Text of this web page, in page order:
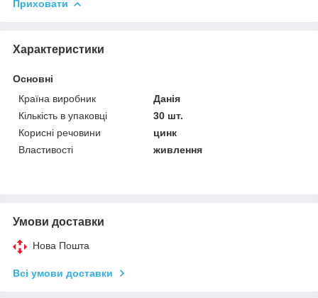
Приховати
Характеристики
Основні
Країна виробник
Данія
Кількість в упаковці
30 шт.
Корисні речовини
цинк
Властивості
живлення
Умови доставки
Нова Пошта
Всі умови доставки